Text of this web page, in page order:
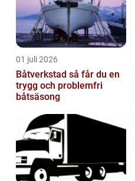
01 juli 2026
Båtverkstad så får du en
trygg och problemfri
båtsäsong